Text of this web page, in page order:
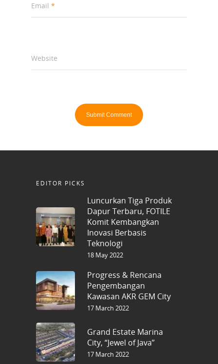
Email *
Website
EDITOR PICKS
Luncurkan Tiga Produk
Dapur Terbaru, FOTILE
Komit Kembangkan
Inovasi Berbasis
Teknologi
18 May 2022
Progress & Rencana
Pengembangan
Kawasan AKR GEM City
17 March 2022
Grand Estate Marina
City, “Jewel of Java”
17 March 2022